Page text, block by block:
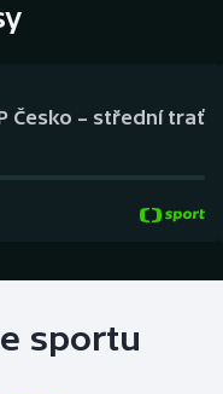
Gymnastika
Česko – střední trať
sportu